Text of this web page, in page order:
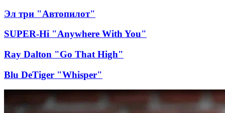
Эл три "Автопилот"
SUPER-Hi "Anywhere With You"
Ray Dalton "Go That High"
Blu DeTiger "Whisper"